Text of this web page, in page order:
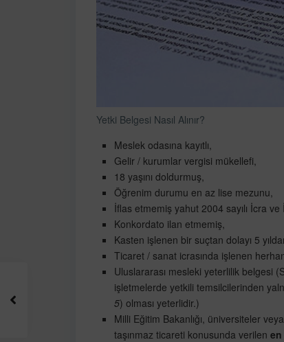
Yetki Belgesi Nasıl Alınır?
Meslek odasına kayıtlı,
Gelir / kurumlar vergisi mükellefi,
18 yaşını doldurmuş,
Öğrenim durumu en az lise mezunu,
İflas etmemiş yahut 2004 sayılı İcra
Konkordato ilan etmemiş,
Kasten işlenen bir suçtan dolayı 5
Ticaret / sanat icrasında işlenen
Uluslararası mesleki yeterlilik belgesi
işletmelerde yetkili temsilcilerinden
5) olması yeterlidir.)
Milli Eğitim Bakanlığı, üniversiteler
taşınmaz ticareti konusunda verilen